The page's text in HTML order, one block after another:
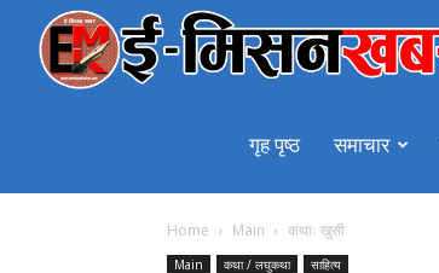
गृह पृष्ठ समाचार
Home Main कथाः खुसी
Main कथा / लघुकथा साहित्य